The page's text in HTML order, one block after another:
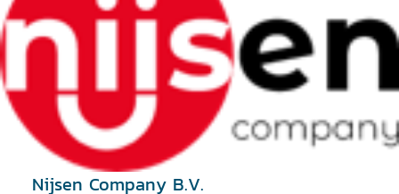
Nijsen Company B.V.